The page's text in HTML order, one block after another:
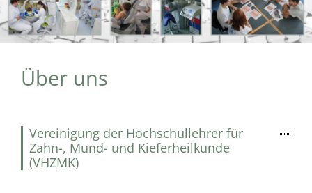
Über uns
Vereinigung der Hochschullehrer für
Zahn-, Mund- und Kieferheilkunde
(VHZMK)